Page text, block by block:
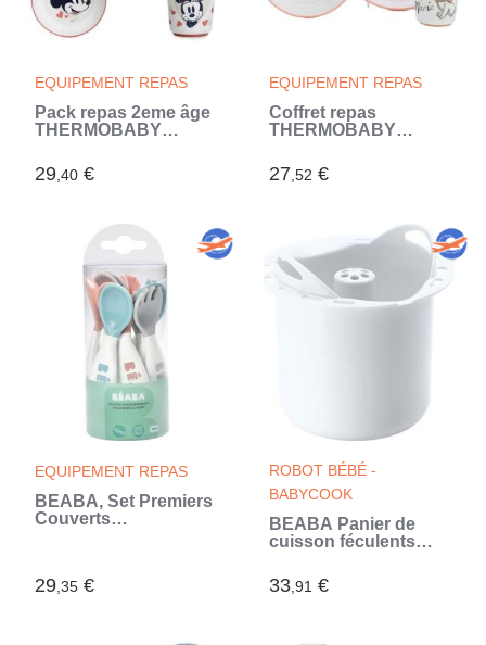
EQUIPEMENT REPAS
Pack repas 2eme âge
THERMOBABY
bol + gobelet + set de
2 cuilleres (Rose)
29,40 €
EQUIPEMENT REPAS
Coffret repas
THERMOBABY
pieces : Assiette, bol
et gobelet (Blanc)
27,52 €
EQUIPEMENT REPAS
BÉABA, Set Premiers
Couverts
court et arrondis,
29,35 €
ROBOT BÉBÉ -
BABYCOOK
BEABA Panier de
cuisson féculents
Solo/Duo (Blanc)
33,91 €